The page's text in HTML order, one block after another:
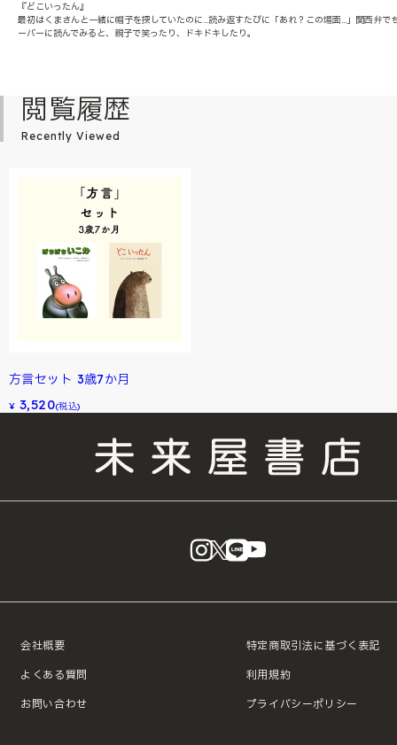
『どこいったん』
最初はくまさんと一緒に帽子を探していたのに…読み返すたびに「あれ？この場面…」関西弁で
ーバーに読んでみると、親子で笑ったり、ドキドキしたり。
閲覧履歴
Recently Viewed
方言セット 3歳7か月
¥ 3,520(税込)
instagram
X LINE
会社概要
よくある質問
お問い合わせ
特定商取引法に基づく表記
利用規約
プライバシーポリシー